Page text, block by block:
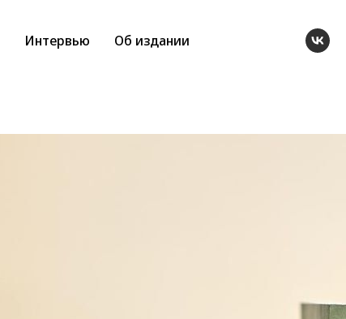
Интервью Об издании